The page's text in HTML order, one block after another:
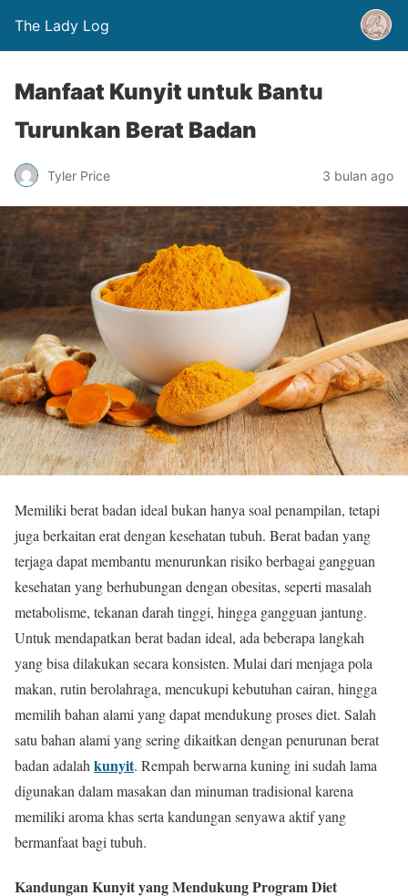
The Lady Log
Manfaat Kunyit untuk Bantu
Turunkan Berat Badan
Tyler Price 3 bulan ago
Memiliki berat badan ideal bukan hanya soal penampilan, tetapi
juga berkaitan erat dengan kesehatan tubuh. Berat badan yang
terjaga dapat membantu menurunkan risiko berbagai gangguan
kesehatan yang berhubungan dengan obesitas, seperti masalah
metabolisme, tekanan darah tinggi, hingga gangguan jantung.
Untuk mendapatkan berat badan ideal, ada beberapa langkah
yang bisa dilakukan secara konsisten. Mulai dari menjaga pola
makan, rutin berolahraga, mencukupi kebutuhan cairan, hingga
memilih bahan alami yang dapat mendukung proses diet. Salah
satu bahan alami yang sering dikaitkan dengan penurunan berat
badan adalah kunyit. Rempah berwarna kuning ini sudah lama
digunakan dalam masakan dan minuman tradisional karena
memiliki aroma khas serta kandungan senyawa aktif yang
bermanfaat bagi tubuh.
Kandungan Kunyit yang Mendukung Program Diet